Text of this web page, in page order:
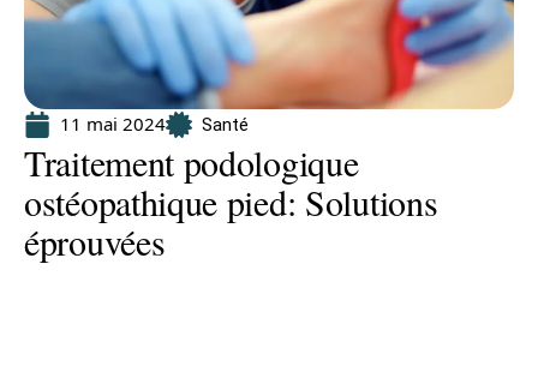
11 mai 2024 Santé
Traitement podologique
ostéopathique pied: Solutions
éprouvées